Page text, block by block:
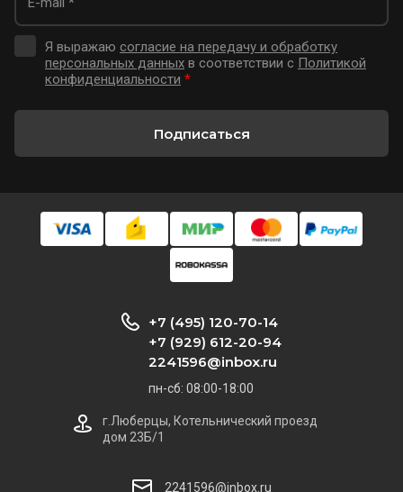
Я выражаю согласие на передачу и обработку
персональных данных в соответствии с Политикой
конфиденциальности *
Подписаться
+7 (495) 120-70-14
+7 (929) 612-20-94
2241596@inbox.ru
пн-сб: 08:00-18:00
г.Люберцы, Котельнический проезд
дом 23Б/1
2241596@inbox.ru